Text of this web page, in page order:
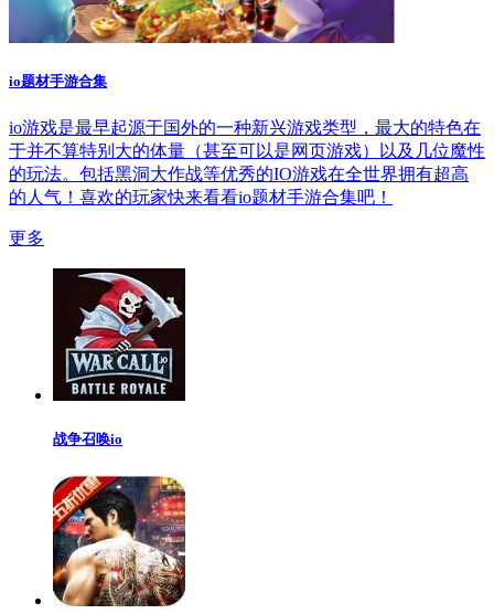
io题材手游合集
io游戏是最早起源于国外的一种新兴游戏类型，最大的特色在
于并不算特别大的体量（甚至可以是网页游戏）以及几位魔性
的玩法。包括黑洞大作战等优秀的IO游戏在全世界拥有超高
的人气！喜欢的玩家快来看看io题材手游合集吧！
更多
战争召唤io